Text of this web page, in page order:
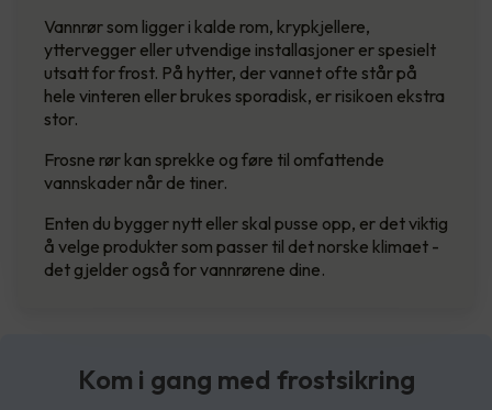
Vannrør som ligger i kalde rom, krypkjellere,
yttervegger eller utvendige installasjoner er spesielt
utsatt for frost. På hytter, der vannet ofte står på
hele vinteren eller brukes sporadisk, er risikoen ekstra
stor.
Frosne rør kan sprekke og føre til omfattende
vannskader når de tiner.
Enten du bygger nytt eller skal pusse opp, er det viktig
å velge produkter som passer til det norske klimaet -
det gjelder også for vannrørene dine.
Kom i gang med frostsikring